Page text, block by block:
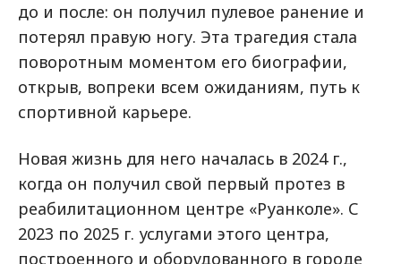
до и после: он получил пулевое ранение и
потерял правую ногу. Эта трагедия стала
поворотным моментом его биографии,
открыв, вопреки всем ожиданиям, путь к
спортивной карьере.
Новая жизнь для него началась в 2024 г.,
когда он получил свой первый протез в
реабилитационном центре «Руанколе». С
2023 по 2025 г. услугами этого центра,
построенного и оборудованного в городе